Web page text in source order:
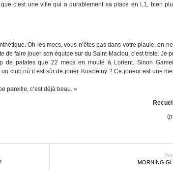
c’est une ville qui a durablement sa place en L1, bien
Oh les mecs, vous n’êtes pas dans votre piaule, on
de faire jouer son équipe sur du Saint-Maclou, c’est triste. Je
de patates que 22 mecs en moulé à Lorient. Sinon
club où il est sûr de jouer. Koscielny ? Ce joueur est une
pareille, c’est déjà beau. »
MORNING